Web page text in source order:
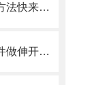
机床排屑机常见问题的解决方法快来看看吧！
拉链式丝杠防护罩能够随部件做伸开或压缩运动